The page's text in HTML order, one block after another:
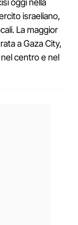
oggi nella
israeliano,
La maggior
a Gaza City,
centro e nel